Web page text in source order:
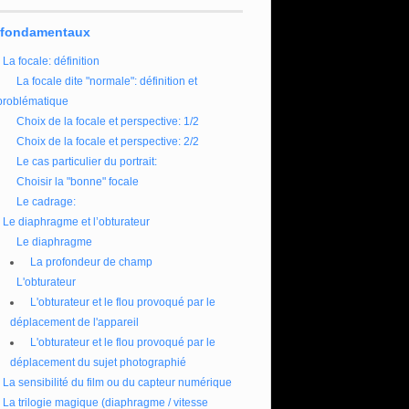
La focale: définition
La focale dite "normale": définition et
Choix de la focale et perspective: 1/2
Choix de la focale et perspective: 2/2
Le cas particulier du portrait:
Choisir la "bonne" focale
Le cadrage:
Le diaphragme et l’obturateur
Le diaphragme
La profondeur de champ
L'obturateur
L'obturateur et le flou provoqué par le
déplacement de l'appareil
L'obturateur et le flou provoqué par le
déplacement du sujet photographié
La sensibilité du film ou du capteur numérique
La trilogie magique (diaphragme / vitesse